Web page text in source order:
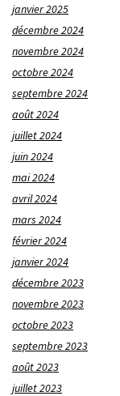
janvier 2025
décembre 2024
novembre 2024
octobre 2024
septembre 2024
août 2024
juillet 2024
juin 2024
mai 2024
avril 2024
mars 2024
février 2024
janvier 2024
décembre 2023
novembre 2023
octobre 2023
septembre 2023
août 2023
juillet 2023